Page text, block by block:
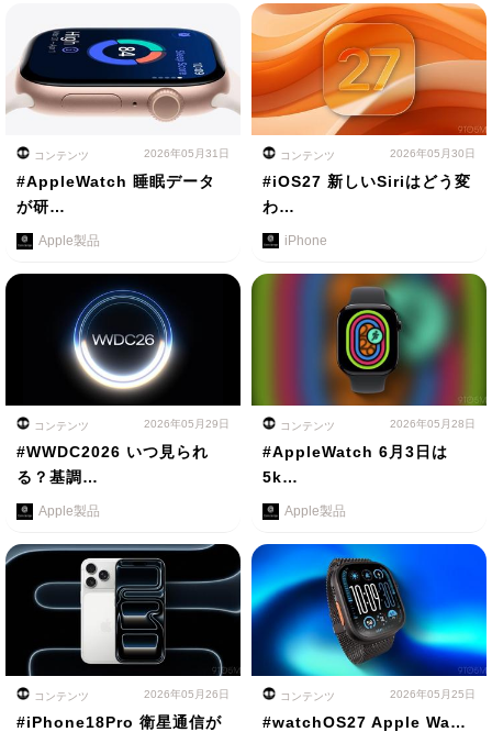
コンテンツ 2026年05月31日
#AppleWatch 睡眠データ
が研…
Apple製品
コンテンツ 2026年05月30日
#iOS27 新しいSiriはどう変
わ…
iPhone
コンテンツ 2026年05月29日
#WWDC2026 いつ見られ
る？基調…
Apple製品
コンテンツ 2026年05月28日
#AppleWatch 6月3日は
5k…
Apple製品
コンテンツ 2026年05月26日
#iPhone18Pro 衛星通信が
コンテンツ 2026年05月25日
#watchOS27 Apple Wa…